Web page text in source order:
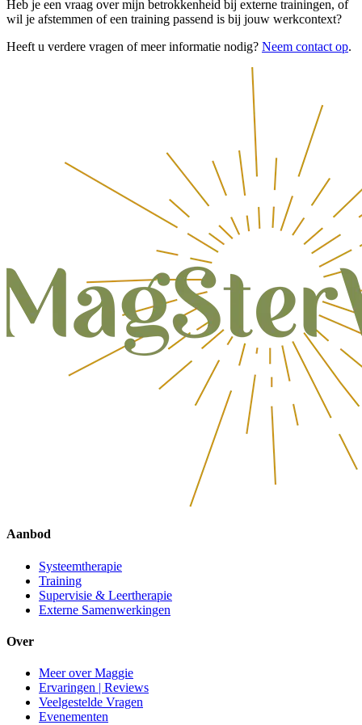
Heb je een vraag over mijn betrokkenheid bij externe trainingen, of
wil je afstemmen of een training passend is bij jouw werkcontext?
Heeft u verdere vragen of meer informatie nodig? Neem contact op.
Aanbod
Systeemtherapie
Training
Supervisie & Leertherapie
Externe Samenwerkingen
Over
Meer over Maggie
Ervaringen | Reviews
Veelgestelde Vragen
Evenementen